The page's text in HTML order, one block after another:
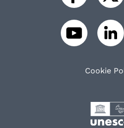
Cookie